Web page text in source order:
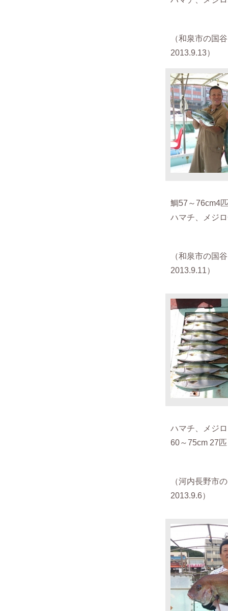
（和泉市の国
2013.9.13）
鯛57～76cm4
ハマチ、メジ
（和泉市の国
2013.9.11）
ハマチ、メジロ
60～75cm 27匹
（河内長野市
2013.9.6）